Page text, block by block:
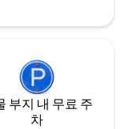
부지 내 무료 주
차